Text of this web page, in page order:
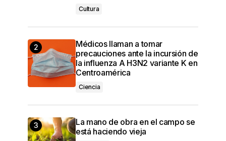
Cultura
Médicos llaman a tomar
precauciones ante la incursión de
la influenza A H3N2 variante K en
Centroamérica
Ciencia
La mano de obra en el campo se
está haciendo vieja